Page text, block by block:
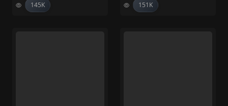
145K 151K